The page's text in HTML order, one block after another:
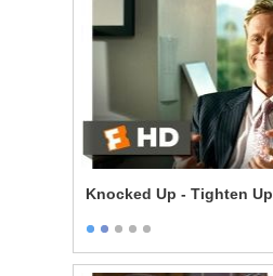
Knocked Up - Tighten Up